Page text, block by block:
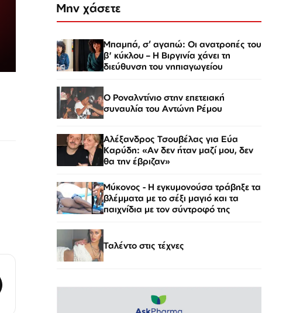
Μην χάσετε
Μπαμπά, σ’ αγαπώ: Οι ανατροπές του
β' κύκλου – Η Βιργινία χάνει τη
διεύθυνση του νηπιαγωγείου
Ο Ροναλντίνιο στην επετειακή
συναυλία του Αντώνη Ρέμου
Αλέξανδρος Τσουβέλας για Εύα
Καρύδη: «Αν δεν ήταν μαζί μου, δεν
θα την έβριζαν»
Μύκονος - Η εγκυμονούσα τράβηξε τα
βλέμματα με το σέξι μαγιό και τα
παιχνίδια με τον σύντροφό της
Ταλέντο στις τέχνες